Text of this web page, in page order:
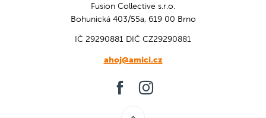
Fusion Collective s.r.o.
Bohunická 403/55a, 619 00 Brno
IČ 29290881 DIČ CZ29290881
ahoj@amici.cz